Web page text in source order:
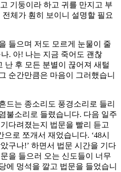
기둥이라 하고 귀를 만지고 부
체가 훤히 보이니 설명할 필요
들으며 저도 모르게 눈물이 줄
. 아! 나는 지금 죽어도 괜찮
난 후 모든 분별이 끊어져 새털
순간만큼은 마음이 그러했습니
드는 종소리도 풍경소리로 들리
불소리로 들렸습니다. 다음 일주
다려졌는지 법문을 빨리 듣고
로 쪼개서 재었습니다. ‘48시
구나!’ 하면서 법문 시간을 기다
을 들으러 오는 신도들이 너무
에 멍석을 깔고 법문을 들었습니